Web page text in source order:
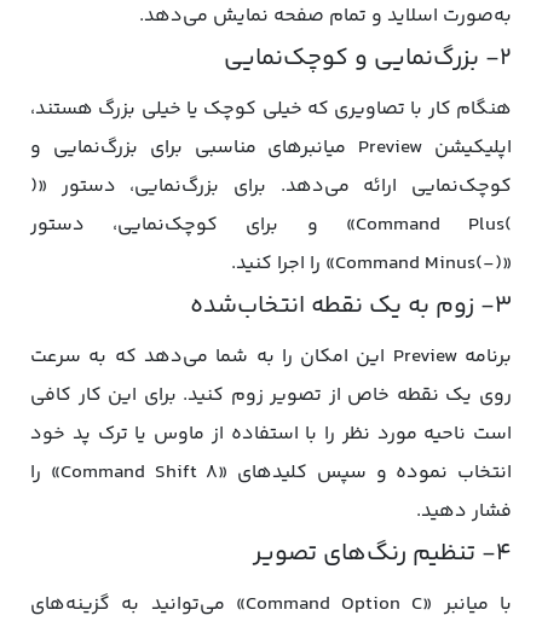
به‌صورت اسلاید و تمام صفحه نمایش می‌دهد.
۲- بزرگ‌نمایی و کوچک‌نمایی
هنگام کار با تصاویری که خیلی کوچک یا خیلی بزرگ هستند،
اپلیکیشن Preview میانبرهای مناسبی برای بزرگ‌نمایی و
کوچک‌نمایی ارائه می‌دهد. برای بزرگ‌نمایی، دستور «(
)Command Plus» و برای کوچک‌نمایی، دستور
«(-)Command Minus» را اجرا کنید.
۳- زوم به یک نقطه انتخاب‌شده
برنامه Preview این امکان را به شما می‌دهد که به سرعت
روی یک نقطه خاص از تصویر زوم کنید. برای این کار کافی
است ناحیه مورد نظر را با استفاده از ماوس یا ترک پد خود
انتخاب نموده و سپس کلیدهای «Command Shift 8» را
فشار دهید.
۴- تنظیم رنگ‌های تصویر
با میانبر «Command Option C» می‌توانید به گزینه‌های